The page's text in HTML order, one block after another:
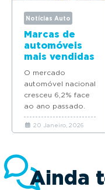
Notícias Auto
Marcas de
automóveis
mais vendidas
em Portugal
em 2025
O mercado
automóvel nacional
cresceu 6,2% face
ao ano passado.
Descubra quais as
marcas que mais
Portugal em 2025.
20 Janeiro, 2026
Ainda